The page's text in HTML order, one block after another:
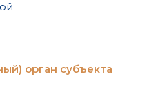
орган субъекта